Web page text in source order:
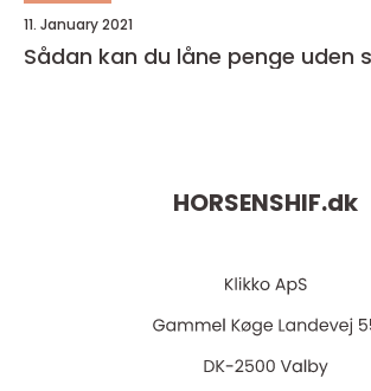
11. January 2021
Sådan kan du låne penge uden
HORSENSHIF.dk